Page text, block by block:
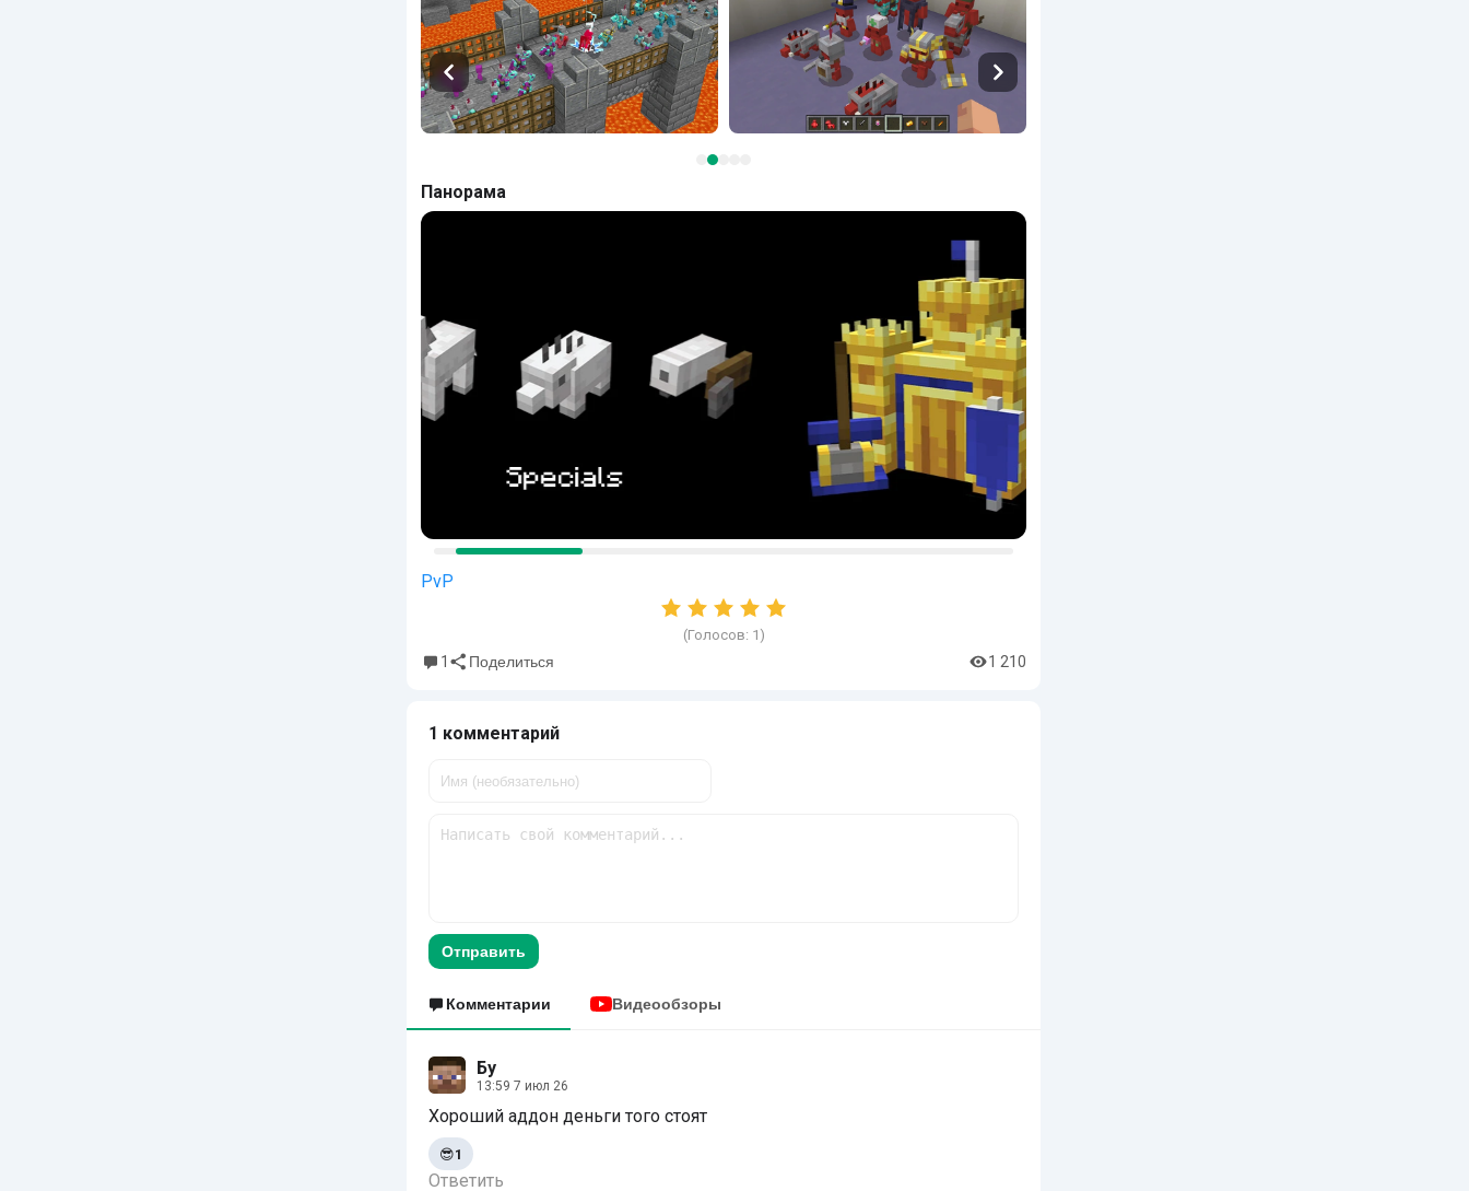
Панорама
PvP
(Голосов: 1 )
1 Поделиться 1 210
1 комментарий
Отправить
Комментарии Видеообзоры
Бу
13:59 7 июл 26
Хороший аддон деньги того стоят
Ответить
😎1